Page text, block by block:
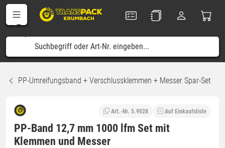
PP-Umreifungsband + Verschlussklemmen + Messer Spar-Set
Art.-Nr. 5.9028 Auf Einkaufsliste
PP-Band 12,7 mm 1000 lfm Set mit
Klemmen und Messer